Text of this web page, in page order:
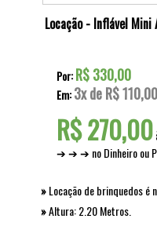
Locação - Inflável Mini
Por:R$ 330,00
Em:3x de R$ 110,00
R$ 270,00
➔ ➔ ➔ no Dinheiro ou
»Locação de brinquedos é
»Altura: 2.20 Metros.